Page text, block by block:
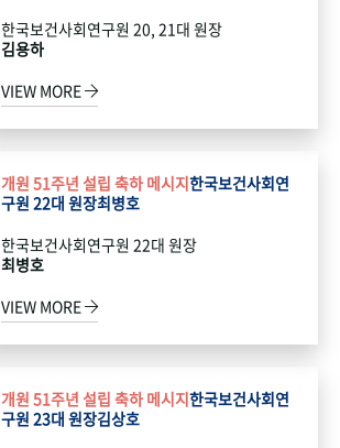
한국보건사회연구원 20, 21대 원장
김용하
VIEW MORE
개원 51주년 설립 축하 메시지한국보건사회연
구원 22대 원장최병호
한국보건사회연구원 22대 원장
최병호
VIEW MORE
개원 51주년 설립 축하 메시지한국보건사회연
구원 23대 원장김상호